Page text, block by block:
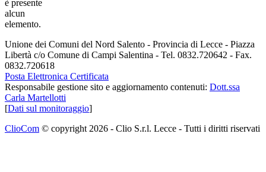
è presente
alcun
elemento.
Unione dei Comuni del Nord Salento - Provincia di Lecce - Piazza
Libertà c/o Comune di Campi Salentina - Tel. 0832.720642 - Fax.
0832.720618
Posta Elettronica Certificata
Responsabile gestione sito e aggiornamento contenuti: Dott.ssa
Carla Martellotti
[Dati sul monitoraggio]
ClioCom © copyright 2026 - Clio S.r.l. Lecce - Tutti i diritti riservati